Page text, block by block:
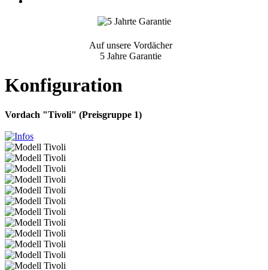
Auf unsere Vordächer
5 Jahre Garantie
Konfiguration
Vordach "Tivoli" (Preisgruppe 1)